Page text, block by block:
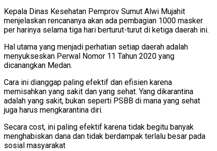
Kepala Dinas Kesehatan Pemprov Sumut Alwi Mujahit
menjelaskan rencananya akan ada pembagian 1000 masker
per harinya selama tiga hari berturut-turut di ketiga daerah ini.
Hal utama yang menjadi perhatian setiap daerah adalah
menyukseskan Perwal Nomor 11 Tahun 2020 yang
dicanangkan Medan.
Cara ini dianggap paling efektif dan efisien karena
memisahkan yang sakit dan yang sehat. Yang dikarantina
adalah yang sakit, bukan seperti PSBB di mana yang sehat
juga harus mengkarantina diri.
Secara cost, ini paling efektif karena tidak begitu banyak
menghabiskan dana dan tidak berdampak terlalu besar pada
sosial masyarakat